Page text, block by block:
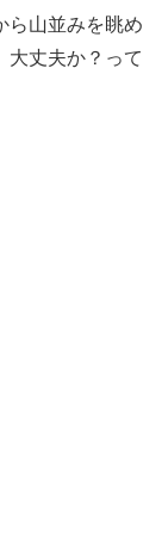
ら山並みを眺め
大丈夫か？って